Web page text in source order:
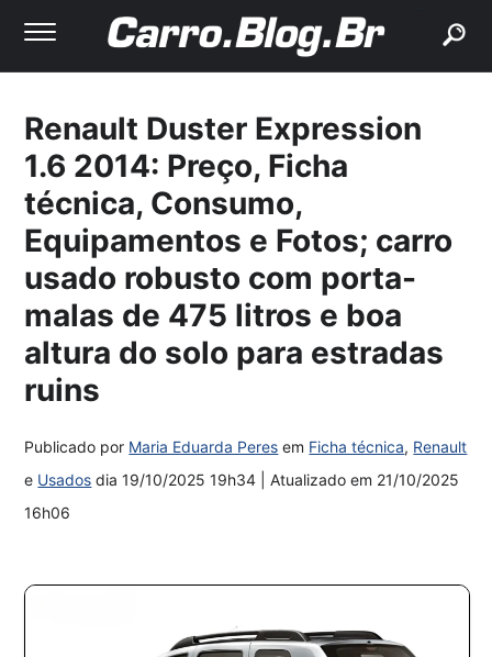
Renault Duster Expression
1.6 2014: Preço, Ficha
técnica, Consumo,
Equipamentos e Fotos; carro
usado robusto com porta-
malas de 475 litros e boa
altura do solo para estradas
ruins
Publicado por Maria Eduarda Peres em Ficha técnica, Renault
e Usados dia19/10/2025 19h34 | Atualizado em 21/10/2025
16h06